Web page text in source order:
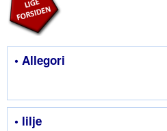
• Allegori
• lilje